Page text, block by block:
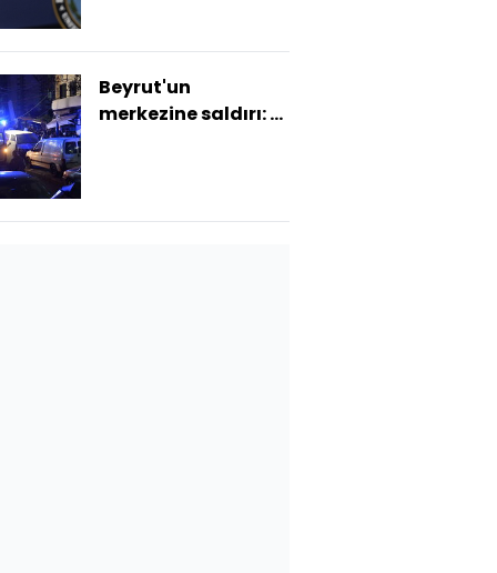
Beyrut'un
merkezine saldırı: 5